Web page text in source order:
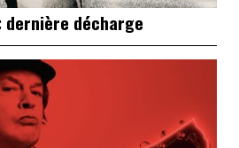
dernière décharge